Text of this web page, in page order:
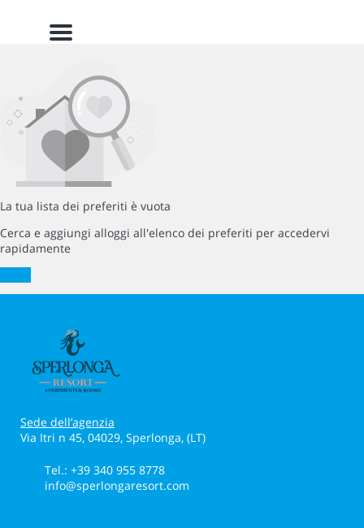
Menu
La tua lista dei preferiti è vuota
Cerca e aggiungi alloggi all'elenco dei preferiti per accedervi
rapidamente
Sede dell’agenzia
Via Itri n 45, 04029, Sperlonga, (LT)
Tel.: +39 340 955 8778
info@sperlongaresort.com